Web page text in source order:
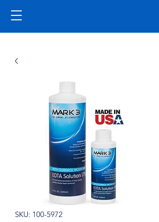
SKU: 100-5972